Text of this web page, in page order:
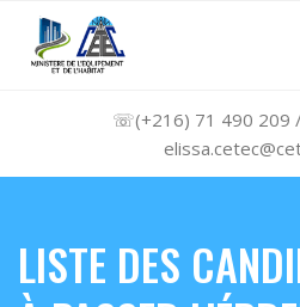
☏(+216) 71 490 209
LISTE DES